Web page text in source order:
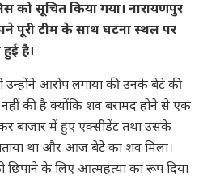
को सूचित किया गया। नारायणपुर
पूरी टीम के साथ घटना स्थल पर
है।
उन्होंने आरोप लगाया की उनके बेटे की
की है क्योंकि शव बरामद होने से एक
बाजार में हुए एक्सीडेंट तथा उसके
था और आज बेटे का शव मिला।
छिपाने के लिए आत्महत्या का रूप दिया